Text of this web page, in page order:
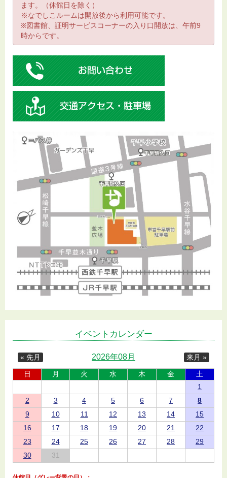
ます。（休館日を除く）
※なでしこルームは開放後から利用可能です。
※図書館、証明サービスコーナーの入り口開放は、午前9
時からです。
イベントカレンダー
« 先月 来月 »
2026年08月
日 月 火 水 木 金
土
1
2
3 4 5 6 7
8
9
10 11 12 13 14
15
16
17 18 19 20 21
22
23
24 25 26 27 28
29
30
31